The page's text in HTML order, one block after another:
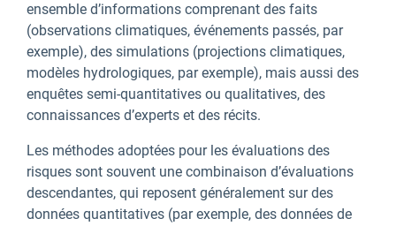
ensemble d’informations comprenant des faits
(observations climatiques, événements passés, par
exemple), des simulations (projections climatiques,
modèles hydrologiques, par exemple), mais aussi des
enquêtes semi-quantitatives ou qualitatives, des
connaissances d’experts et des récits.
Les méthodes adoptées pour les évaluations des
risques sont souvent une combinaison d’évaluations
descendantes, qui reposent généralement sur des
données quantitatives (par exemple, des données de